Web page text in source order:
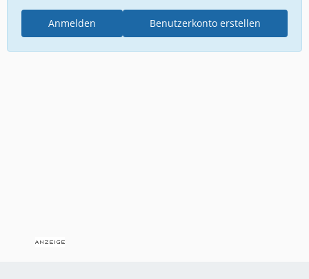
Benutzerkonto erstellen
Anmelden